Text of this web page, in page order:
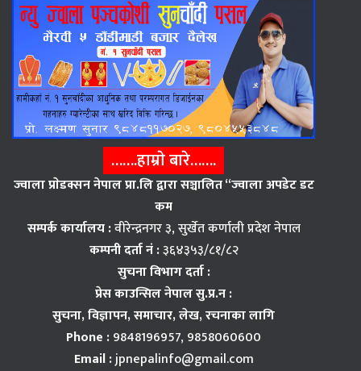
…….हाम्राे बारे…….
ज्वाला प्राेडक्सन नेपाल प्रा.लि द्वारा सञ्चालित “ज्वाला अपडेट डट
कम
सम्पर्क कार्यालय :वीरेन्द्रनगर ३, सुर्खेत कर्णाली प्रदेश नेपाल
कम्पनी दर्ता नं :३६४३५३/८१/८२
सुचना विभाग दर्ता :
प्रेस काउन्सिल नेपाल सु.प्र.न :
सुचना, विज्ञापन,समाचार, लेख, रचनाका लागि
Phone :9848196957, 9858060600
Email :jpnepalinfo@gmail.com